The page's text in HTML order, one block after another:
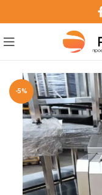
-5%